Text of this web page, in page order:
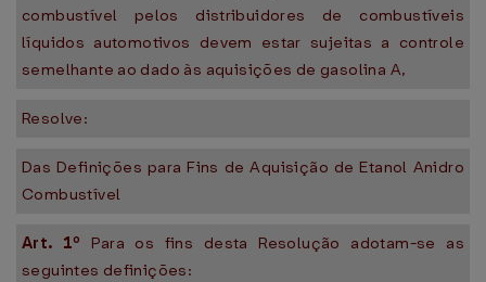
combustível pelos distribuidores de combustíveis
líquidos automotivos devem estar sujeitas a controle
semelhante ao dado às aquisições de gasolina A,
Resolve:
Das Definições para Fins de Aquisição de Etanol Anidro
Combustível
Art. 1º Para os fins desta Resolução adotam-se as
seguintes definições: